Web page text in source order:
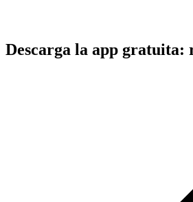
Descarga la app gratuita: